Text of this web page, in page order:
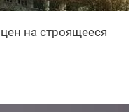
на строящееся